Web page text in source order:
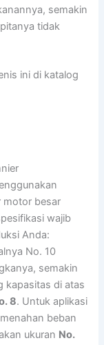
semakin
tidak
ini di katalog
motor besar
wajib
Anda:
No. 10
semakin
kapasitas di atas
8. Untuk aplikasi
beban
ukuran No.